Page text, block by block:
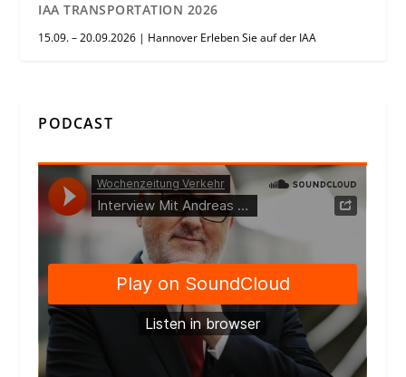
IAA TRANSPORTATION 2026
15.09. – 20.09.2026 | Hannover Erleben Sie auf der IAA
PODCAST